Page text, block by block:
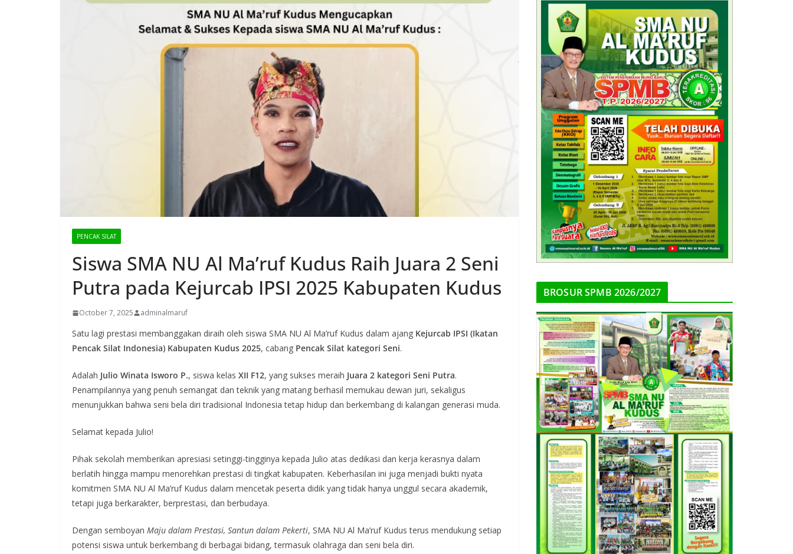
PENCAK SILAT
Siswa SMA NU Al Ma’ruf Kudus Raih Juara 2 Seni
Putra pada Kejurcab IPSI 2025 Kabupaten Kudus
October 7, 2025 adminalmaruf
Satu lagi prestasi membanggakan diraih oleh siswa SMA NU Al Ma’ruf Kudus dalam ajang Kejurcab IPSI (Ikatan
Pencak Silat Indonesia) Kabupaten Kudus 2025, cabang Pencak Silat kategori Seni.
Adalah Julio Winata Isworo P., siswa kelas XII F12, yang sukses meraih Juara 2 kategori Seni Putra.
Penampilannya yang penuh semangat dan teknik yang matang berhasil memukau dewan juri, sekaligus
menunjukkan bahwa seni bela diri tradisional Indonesia tetap hidup dan berkembang di kalangan generasi muda.
Selamat kepada Julio!
Pihak sekolah memberikan apresiasi setinggi-tingginya kepada Julio atas dedikasi dan kerja kerasnya dalam
berlatih hingga mampu menorehkan prestasi di tingkat kabupaten. Keberhasilan ini juga menjadi bukti nyata
komitmen SMA NU Al Ma’ruf Kudus dalam mencetak peserta didik yang tidak hanya unggul secara akademik,
tetapi juga berkarakter, berprestasi, dan berbudaya.
Dengan semboyan Maju dalam Prestasi, Santun dalam Pekerti, SMA NU Al Ma’ruf Kudus terus mendukung setiap
potensi siswa untuk berkembang di berbagai bidang, termasuk olahraga dan seni bela diri.
BROSUR SPMB 2026/2027